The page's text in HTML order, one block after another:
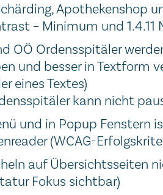
Apothekenshop
– Minimum und
OÖ Ordensspitäler
und besser in Textform
eines Textes)
kann nicht
und in Popup
(WCAG-
auf Übersichtsseiten
Fokus sichtbar)